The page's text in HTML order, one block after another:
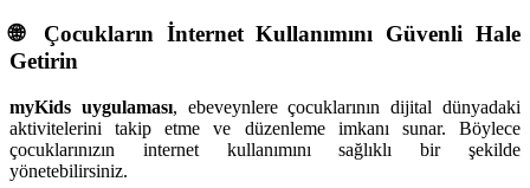
🌐 Çocukların İnternet Kullanımını Güvenli Hale
Getirin
myKids uygulaması, ebeveynlere çocuklarının dijital dünyadaki
aktivitelerini takip etme ve düzenleme imkanı sunar. Böylece
çocuklarınızın internet kullanımını sağlıklı bir şekilde
yönetebilirsiniz.